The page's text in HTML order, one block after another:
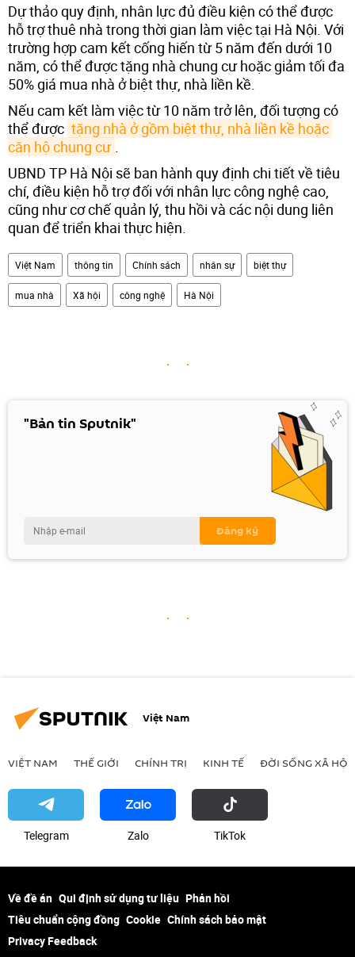
Dự thảo quy định, nhân lực đủ điều kiện có thể được
hỗ trợ thuê nhà trong thời gian làm việc tại Hà Nội. Với
trường hợp cam kết cống hiến từ 5 năm đến dưới 10
năm, có thể được tặng nhà chung cư hoặc giảm tối đa
50% giá mua nhà ở biệt thự, nhà liền kề.
Nếu cam kết làm việc từ 10 năm trở lên, đối tượng có
thể được tặng nhà ở gồm biệt thự, nhà liền kề hoặc
căn hộ chung cư
UBND TP Hà Nội sẽ ban hành quy định chi tiết về tiêu
chí, điều kiện hỗ trợ đối với nhân lực công nghệ cao,
cũng như cơ chế quản lý, thu hồi và các nội dung liên
quan để triển khai thực hiện.
Việt Nam thông tin Chính sách nhân sự biệt thự
mua nhà Xã hội công nghệ Hà Nội
"Bản tin Sputnik"
Việt Nam
VIỆT NAM THẾ GIỚI CHÍNH TRỊ KINH TẾ ĐỜI SỐNG XÃ HỘI
Telegram Zalo ТikТоk
Về đề án Qui định sử dụng tư liệu Phản hồi
Tiêu chuẩn cộng đồng Cookie Chính sách bảo mật
Privacy Feedback